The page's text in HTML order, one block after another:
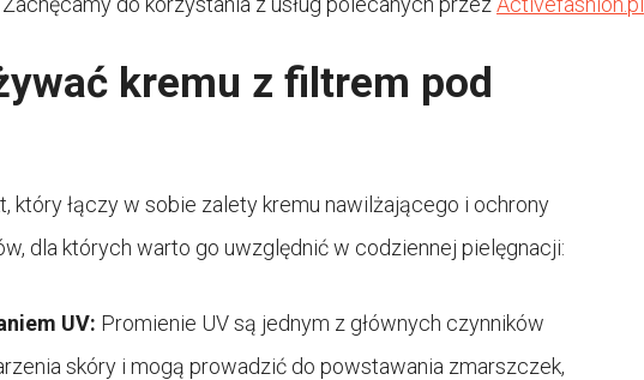
kremu z filtrem pod
który łączy w sobie zalety kremu nawilżającego i ochrony
dla których warto go uwzględnić w codziennej pielęgnacji:
UV: Promienie UV są jednym z głównych czynników
skóry i mogą prowadzić do powstawania zmarszczek,